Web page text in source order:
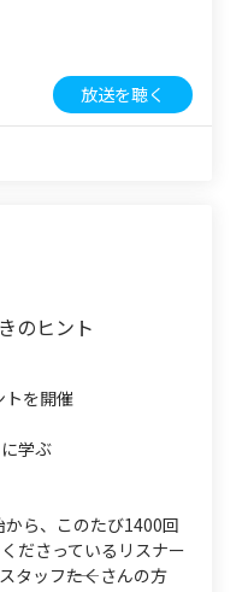
放送を聴く
のヒント
を開催
学ぶ
から、このたび1400回
ださっているリスナー
ッフ――たくさんの方